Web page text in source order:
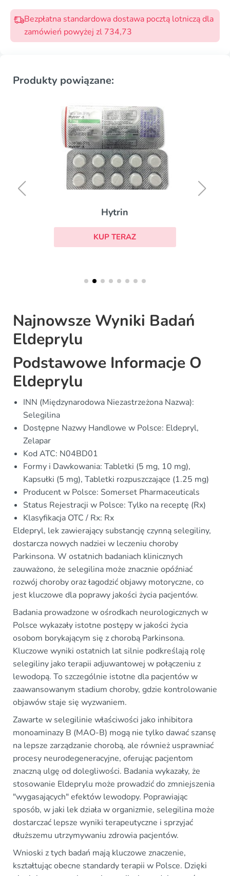
Bezpłatna standardowa dostawa pocztą lotniczą dla
zamówień powyżej zl 734,73
Produkty powiązane:
Hytrin
KUP TERAZ
Najnowsze Wyniki Badań
Eldeprylu
Podstawowe Informacje O
Eldeprylu
INN (Międzynarodowa Niezastrzeżona Nazwa):
Selegilina
Dostępne Nazwy Handlowe w Polsce: Eldepryl,
Zelapar
Kod ATC: N04BD01
Formy i Dawkowania: Tabletki (5 mg, 10 mg),
Kapsułki (5 mg), Tabletki rozpuszczające (1.25 mg)
Producent w Polsce: Somerset Pharmaceuticals
Status Rejestracji w Polsce: Tylko na receptę (Rx)
Klasyfikacja OTC / Rx: Rx
Eldepryl, lek zawierający substancję czynną selegiliny,
dostarcza nowych nadziei w leczeniu choroby
Parkinsona. W ostatnich badaniach klinicznych
zauważono, że selegilina może znacznie opóźniać
rozwój choroby oraz łagodzić objawy motoryczne, co
jest kluczowe dla poprawy jakości życia pacjentów.
Badania prowadzone w ośrodkach neurologicznych w
Polsce wykazały istotne postępy w jakości życia
osobom borykającym się z chorobą Parkinsona.
Kluczowe wyniki ostatnich lat silnie podkreślają rolę
selegiliny jako terapii adjuwantowej w połączeniu z
lewodopą. To szczególnie istotne dla pacjentów w
zaawansowanym stadium choroby, gdzie kontrolowanie
objawów staje się wyzwaniem.
Zawarte w selegilinie właściwości jako inhibitora
monoaminazy B (MAO-B) mogą nie tylko dawać szansę
na lepsze zarządzanie chorobą, ale również usprawniać
procesy neurodegeneracyjne, oferując pacjentom
znaczną ulgę od dolegliwości. Badania wykazały, że
stosowanie Eldeprylu może prowadzić do zmniejszenia
"wygasających" efektów lewodopy. Poprawiając
sposób, w jaki lek działa w organizmie, selegilina może
dostarczać lepsze wyniki terapeutyczne i sprzyjać
dłuższemu utrzymywaniu zdrowia pacjentów.
Wnioski z tych badań mają kluczowe znaczenie,
kształtując obecne standardy terapii w Polsce. Dzięki